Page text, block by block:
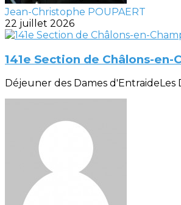
Jean-Christophe POUPAERT
22 juillet 2026
141e Section de Châlons-
Déjeuner des Dames d'EntraideLes